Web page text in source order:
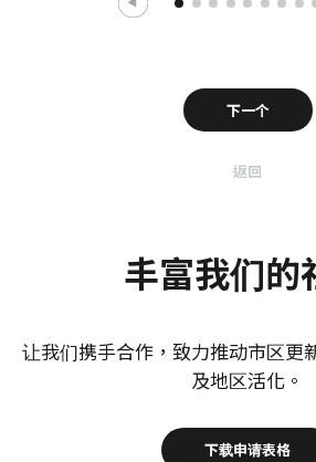
下一个
返回
丰富我们的
让我们携手合作，致力推动市区更
及地区活化。
下载申请表格